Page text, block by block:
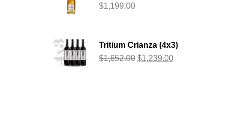
$1,199.00
Tritium Crianza (4x3)
$1,652.00 $1,239.00